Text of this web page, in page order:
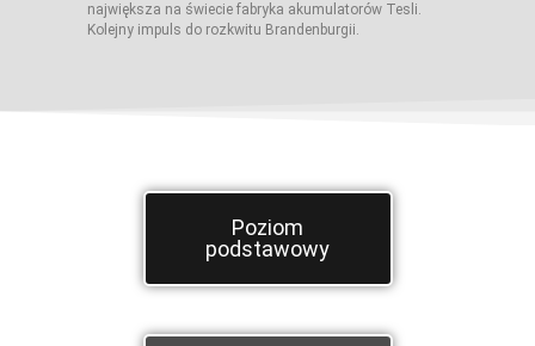
największa na świecie fabryka akumulatorów Tesli.
Kolejny impuls do rozkwitu Brandenburgii.
Poziom
podstawowy